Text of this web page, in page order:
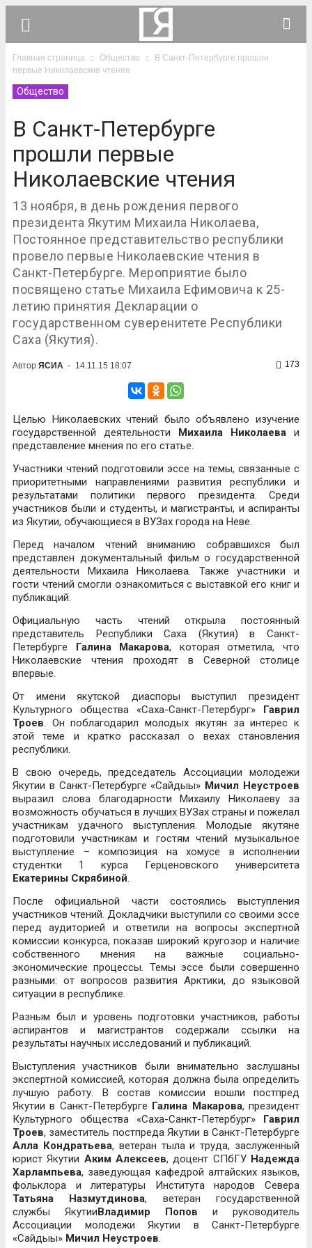
Главная страница Общество
В Санкт-Петербурге прошли
первые Николаевские чтения
Общество
В Санкт-Петербурге
прошли первые
Николаевские чтения
13 ноября, в день рождения первого
президента Якутим Михаила Николаева,
Постоянное представительство республики
провело первые Николаевские чтения в
Санкт-Петербурге. Мероприятие было
посвящено статье Михаила Ефимовича к 25-
летию принятия Декларации о
государственном суверенитете Республики
Саха (Якутия).
Автор ЯСИА - 14.11.15 18:07 173
Целью Николаевских чтений было объявлено изучение
государственной деятельности Михаила Николаева и
представление мнения по его статье.
Участники чтений подготовили эссе на темы, связанные с
приоритетными направлениями развития республики и
результатами политики первого президента. Среди
участников были и студенты, и магистранты, и аспиранты
из Якутии, обучающиеся в ВУЗах города на Неве.
Перед началом чтений вниманию собравшихся был
представлен документальный фильм о государственной
деятельности Михаила Николаева. Также участники и
гости чтений смогли ознакомиться с выставкой его книг и
публикаций.
Официальную часть чтений открыла постоянный
представитель Республики Саха (Якутия) в Санкт-
Петербурге Галина Макарова, которая отметила, что
Николаевские чтения проходят в Северной столице
впервые.
От имени якутской диаспоры выступил президент
Культурного общества «Саха-Санкт-Петербург» Гаврил
Троев. Он поблагодарил молодых якутян за интерес к
этой теме и кратко рассказал о вехах становления
республики.
В свою очередь, председатель Ассоциации молодежи
Якутии в Санкт-Петербурге «Сайдыы» Мичил Неустроев
выразил слова благодарности Михаилу Николаеву за
возможность обучаться в лучших ВУЗах страны и пожелал
участникам удачного выступления. Молодые якутяне
подготовили участникам и гостям чтений музыкальное
выступление – композиция на хомусе в исполнении
студентки 1 курса Герценовского университета
Екатерины Скрябиной.
После официальной части состоялись выступления
участников чтений. Докладчики выступили со своими эссе
перед аудиторией и ответили на вопросы экспертной
комиссии конкурса, показав широкий кругозор и наличие
собственного мнения на важные социально-
экономические процессы. Темы эссе были совершенно
разными: от вопросов развития Арктики, до языковой
ситуации в республике.
Разным был и уровень подготовки участников, работы
аспирантов и магистрантов содержали ссылки на
результаты научных исследований и публикаций.
Выступления участников были внимательно заслушаны
экспертной комиссией, которая должна была определить
лучшую работу. В состав комиссии вошли постпред
Якутии в Санкт-Петербурге Галина Макарова, президент
Культурного общества «Саха-Санкт-Петербург» Гаврил
Троев, заместитель постпреда Якутии в Санкт-Петербурге
Алла Кондратьева, ветеран тыла и труда, заслуженный
юрист Якутии Аким Алексеев, доцент СПбГУ Надежда
Харлампьева, заведующая кафедрой алтайских языков,
фольклора и литературы Института народов Севера
Татьяна Назмутдинова, ветеран государственной
службы ЯкутииВладимир Попов и руководитель
Ассоциации молодежи Якутии в Санкт-Петербурге
«Сайдыы» Мичил Неустроев.